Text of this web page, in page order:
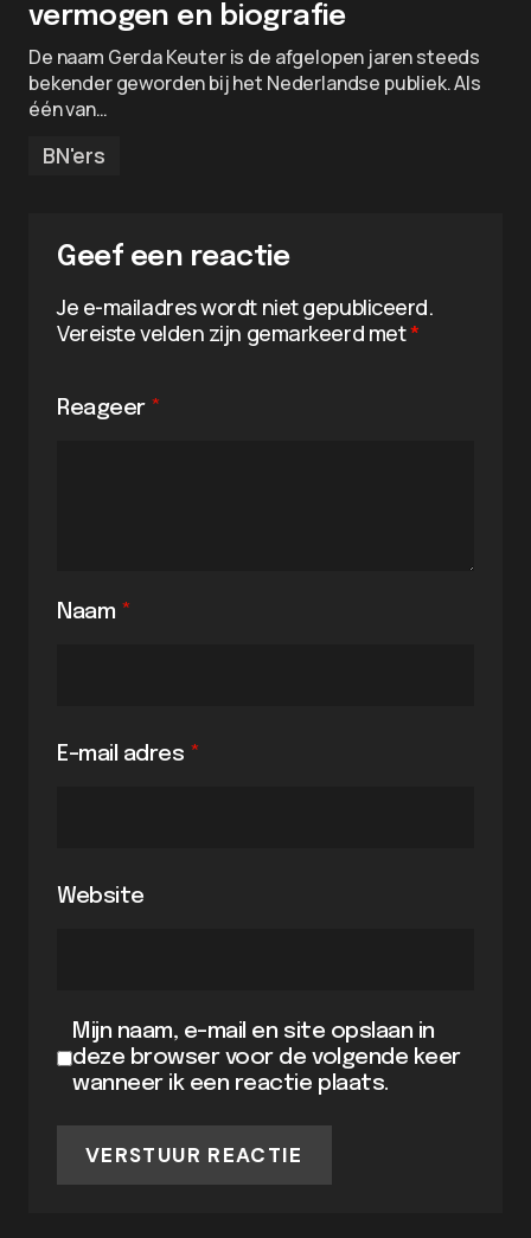
vermogen en biografie
De naam Gerda Keuter is de afgelopen jaren steeds
bekender geworden bij het Nederlandse publiek. Als
één van…
BN'ers
Geef een reactie
Je e-mailadres wordt niet gepubliceerd.
Vereiste velden zijn gemarkeerd met*
Reageer *
Naam *
E-mail adres *
Website
Mijn naam, e-mail en site opslaan in
deze browser voor de volgende keer
wanneer ik een reactie plaats.
VERSTUUR REACTIE